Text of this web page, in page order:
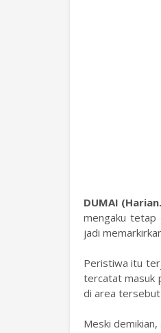
DUMAI
mengaku tetap
jadi
Peristiwa itu
tercatat masuk
di area
Meski